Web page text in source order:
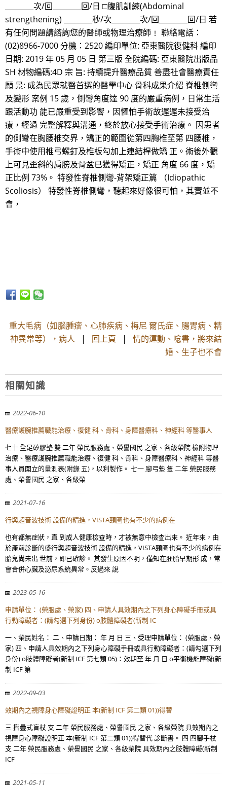
________次/回________回/日 □腹肌訓練(Abdominal
strengthening) ________秒/次________次/回________回/日 若
有任何問題請諮詢您的醫師或物理治療師﹗ 聯絡電話：
(02)8966-7000 分機：2520 編印單位: 亞東醫院復健科 編印
日期: 2019 年 05 月 05 日 第三版 全院編碼: 亞東醫院出版品
SH 材物編碼:4D 宗 旨: 持續提升醫療品質 善盡社會醫療責任
願 景: 成為民眾就醫首選的醫學中心 骨科成果介紹 脊椎側彎
及變形 案例 15 歲，側彎角度達 90 度的嚴重病例，日常生活
跟活動功 能已嚴重受到影響，因懼怕手術故遲遲未接受治
療，經過 完整解釋與溝通，終於放心接受手術治療。 因患者
的側彎在胸腰椎交界，矯正的範圍從第四胸椎至第 四腰椎，
手術中使用椎弓螺釘及椎板勾加上連結桿做矯 正。術後外觀
上可見歪斜的肩膀及骨盆已獲得矯正，矯正 角度 66 度，矯
正比例 73%。 特發性脊椎側彎-背架矯正篇 （Idiopathic
Scoliosis） 特發性脊椎側彎，聽起來好像很可怕，其實並不
會，
重大毛病（如腦腫瘤、心肺疾病、梅尼 爾氏症、腸胃病、精
神異常等），病人
| 回上頁 | 情的運動、唸書，將來結
婚、生子也不會
相關知識
2022-06-10
醫療護腕推薦職能治療、復健 科、骨科、身障醫療科、神經科 等醫事人
七十 全足矽膠墊 雙 二年 榮民服務處、榮譽國民 之家、各級榮院 檢附物理
治療、醫療護腕推薦職能治療、復健 科、骨科、身障醫療科、神經科 等醫
事人員開立的量測表(附錄 五)，以利製作。 七一 腳弓墊 隻 二年 榮民服務
處、榮譽國民 之家、各級榮
2021-07-16
行與超音波技術 設備的精進，VISTA頸圈也有不少的病例在
也有都無症狀，直 到成人健康檢查時，才被無意中檢查出來。 近年來，由
於產前診斷的盛行與超音波技術 設備的精進，VISTA頸圈也有不少的病例在
胎兒尚未出 世前，即已確診。 其發生原因不明，僅知在胚胎早期形 成，常
會合併心臟及泌尿系統異常。反過來 說
2023-05-16
申請單位： (榮服處、榮家) 四、申請人具效期內之下列身心障礙手冊或具
行動障礙者：(請勾選下列身份) o肢體障礙者(新制 IC
一、榮民姓名： 二、申請日期： 年 月 日 三、受理申請單位： (榮服處、榮
家) 四、申請人具效期內之下列身心障礙手冊或具行動障礙者：(請勾選下列
身份) o肢體障礙者(新制 ICF 第七類 05)：效期至 年 月 日 o平衡機能障礙(新
制 ICF 第
2022-09-03
效期內之視障身心障礙證明正 本(新制 ICF 第二類 01))得替
三 摺疊式盲杖 支 二年 榮民服務處、榮譽國民 之家、各級榮院 具效期內之
視障身心障礙證明正 本(新制 ICF 第二類 01))得替代 診斷書。 四 四腳手杖
支 二年 榮民服務處、榮譽國民 之家、各級榮院 具效期內之肢體障礙(新制
ICF
2021-05-11